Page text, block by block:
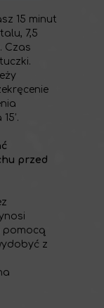
15 minut
7,5
Czas
przed
pomocą
z